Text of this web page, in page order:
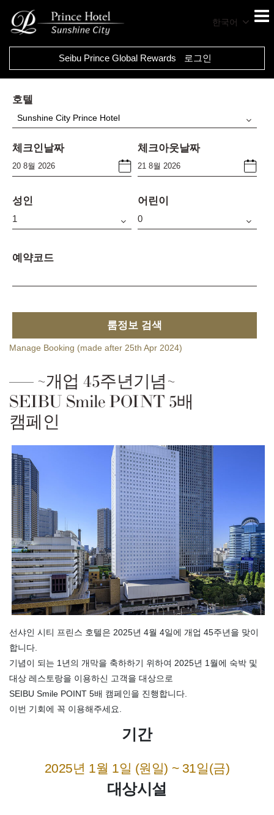
한국어
Seibu Prince Global Rewards 로그인
호텔
Sunshine City Prince Hotel
체크인날짜 체크아웃날짜
성인 어린이
예약코드
룸정보 검색
Manage Booking (made after 25th Apr 2024)
~개업 45주년기념~
SEIBU Smile POINT 5배
캠페인
선샤인 시티 프린스 호텔은 2025년 4월 4일에 개업 45주년을 맞이
합니다.
기념이 되는 1년의 개막을 축하하기 위하여 2025년 1월에 숙박 및
대상 레스토랑을 이용하신 고객을 대상으로
SEIBU Smile POINT 5배 캠페인을 진행합니다.
이번 기회에 꼭 이용해주세요.
기간
2025년 1월 1일 (원일) ~ 31일(금)
대상시설